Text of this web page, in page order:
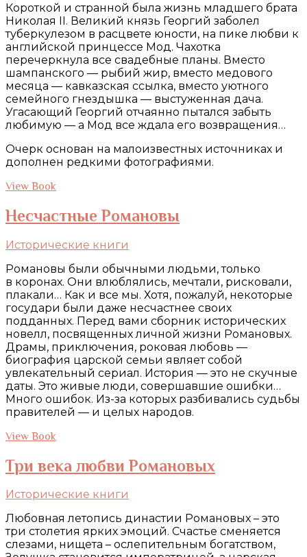
Короткой и странной была жизнь младшего брата
Николая II. Великий князь Георгий заболел
туберкулезом в расцвете юности, на пике любви к
английской принцессе Мод. Чахотка
перечеркнула все свадебные планы. Вместо
шампанского — рыбий жир, вместо медового
месяца — кавказская ссылка, вместо уютного
семейного гнездышка — выстуженная дача.
Угасающий Георгий отчаянно пытался забыть
любимую — а Мод все ждала его возвращения…
Очерк основан на малоизвестных источниках и
дополнен редкими фотографиями.
View Book
Несчастные Романовы
Исторические книги
Романовы были обычными людьми, только
в коронах. Они влюблялись, мечтали, рисковали,
плакали… Как и все мы. Хотя, пожалуй, некоторые
государи были даже несчастнее своих
подданных. Перед вами сборник исторических
новелл, посвященных личной жизни Романовых.
Драмы, приключения, роковая любовь —
биография царской семьи являет собой
увлекательный сериал. История — это не скучные
даты. Это живые люди, совершавшие ошибки…
Много ошибок. Из-за которых разбивались судьбы
правителей — и целых народов.
View Book
Три века любви Романовых
Исторические книги
Любовная летопись династии Романовых – это
три столетия ярких эмоций. Счастье сменяется
слезами, нищета – ослепительным богатством,